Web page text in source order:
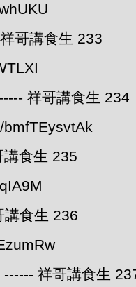
哥講食生 233
祥哥講食生 234
食生 235
食生 236
祥哥講食生